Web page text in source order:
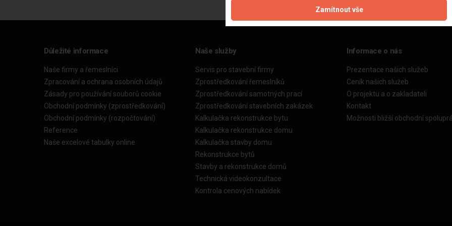
Důležité informace
Naše firmy a řemeslníci
Zpracování a ochrana osobních údajů
Zásady pro používání souborů cookie
Obchodní podmínky (zprostředkování)
Obchodní podmínky (rozpočtování)
Reference
Naše excelové tabulky online
Naše služby
Servis pro stavební firmy
Zprostředkování řemeslníků
Zprostředkování samotných prací
Zprostředkování stavebních zakázek
Kalkulačka rekonstrukce bytu
Kalkulačka rekonstrukce domu
Kalkulačka stavby domu
Rekonstrukce bytů
Stavby a rekonstrukce domů
Technická videokonzultace
Kontrola cenových nabídek
Informace o nás
Prezentace našich služeb
Ceník našich služeb
O projektu a o zakladateli
Kontakt
Možnosti bližší obchodní
Zamítnout vše